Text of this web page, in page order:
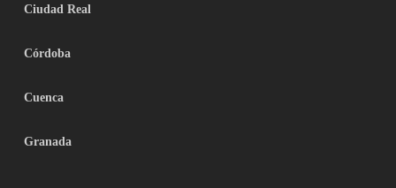
Ciudad Real
Córdoba
Cuenca
Granada